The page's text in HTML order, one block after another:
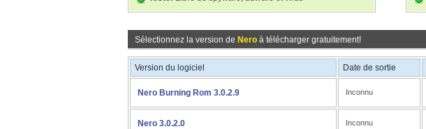
Sélectionnez la version de Nero à télécharger gratuitement!
Version du logiciel Date de sortie
Nero Burning Rom 3.0.2.9 Inconnu
Nero 3.0.2.0 Inconnu